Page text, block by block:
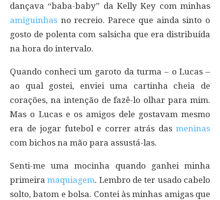
dançava “baba-baby” da Kelly Key com minhas
amiguinhas no recreio. Parece que ainda sinto o
gosto de polenta com salsicha que era distribuída
na hora do intervalo.
Quando conheci um garoto da turma – o Lucas –
ao qual gostei, enviei uma cartinha cheia de
corações, na intenção de fazê-lo olhar para mim.
Mas o Lucas e os amigos dele gostavam mesmo
era de jogar futebol e correr atrás das meninas
com bichos na mão para assustá-las.
Senti-me uma mocinha quando ganhei minha
primeiramaquiagem. Lembro de ter usado cabelo
solto, batom e bolsa. Contei às minhas amigas que